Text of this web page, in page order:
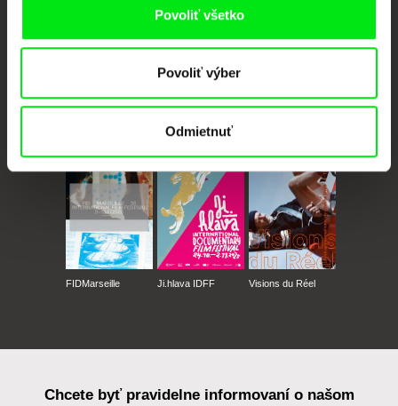
Povoliť všetko
Povoliť výber
OdmietnuťAgainst Gravity
FIDMarseille Ji.hlava IDFF Visions du Réel
Chcete byť pravidelne informovaní o našom